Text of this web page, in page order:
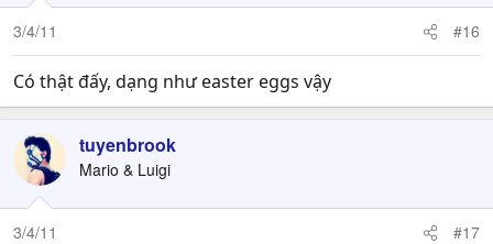
3/4/11 #16
Có thật đấy, dạng như easter eggs vậy
tuyenbrook
Mario & Luigi
3/4/11 #17